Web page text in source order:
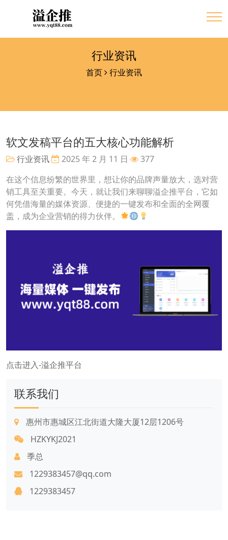
行业资讯
首页 行业资讯
软文发稿平台的五大核心功能解析
行业资讯 2025 年 2 月 11 日
377
在这个信息纷繁的世界里，想让你的品牌声量放大，选对营
销工具至关重要。今天，就让我们来聊聊溢企推平台，它如
何凭借海量的媒体资源、便捷的一键发布和全面的全网覆
盖，成为企业营销的得力伙伴。
点击进入-溢企推平台
联系我们
惠州市惠城区江北街道大隆大厦12层1206号
HZKYKJ2021
季总
1229383457@qq.com
1229383457